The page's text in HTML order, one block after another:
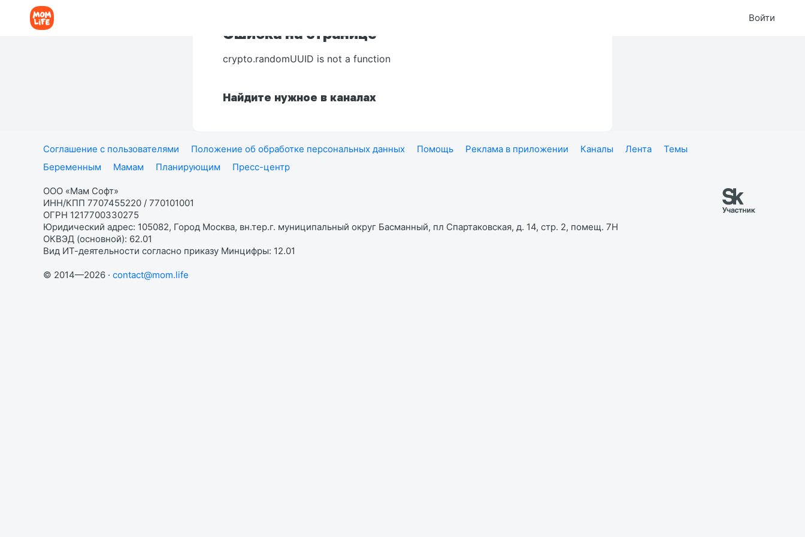
Войти
Ошибка на странице
crypto.randomUUID is not a function
Найдите нужное в каналах
Соглашение с пользователями Положение об обработке персональных данных Помощь Реклама в приложении Каналы Лента
Темы
Беременным
Мамам Планирующим Пресс-центр
ООО «Мам Софт»
ИНН/КПП 7707455220 / 770101001
ОГРН 1217700330275
Юридический адрес: 105082, Город Москва, вн.тер.г. муниципальный округ Басманный, пл Спартаковская, д. 14, стр. 2, помещ. 7Н
ОКВЭД (основной): 62.01
Вид ИТ-деятельности согласно приказу Минцифры: 12.01
© 2014—2026 · contact@mom.life